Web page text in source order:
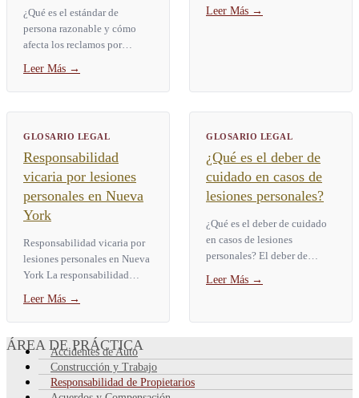
¿Qué es el estándar de
persona razonable y cómo
afecta los reclamos por
persona razonable es la
prueba legal que usan los
Leer Más →
Ley de Seguros § 5102(d).
Leer Más →
GLOSARIO LEGAL
Responsabilidad
vicaria por lesiones
personales en Nueva
York
Responsabilidad vicaria por
lesiones personales en Nueva
York La responsabilidad
hace que una parte responda
por las lesiones...
Leer Más →
GLOSARIO LEGAL
¿Qué es el deber de
cuidado en casos de
lesiones personales?
¿Qué es el deber de cuidado
en casos de lesiones
personales? El deber de
legal de actuar como lo haría
Leer Más →
ÁREA DE PRÁCTICA
Accidentes de Auto
Construcción y Trabajo
Responsabilidad de Propietarios